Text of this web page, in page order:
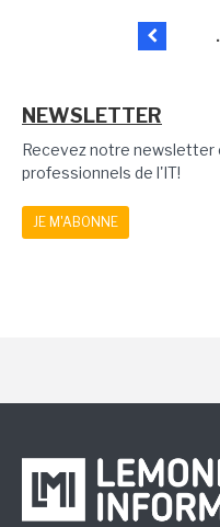
NEWSLETTER
Recevez notre
professionnels de l'IT!
JE M'ABONNE